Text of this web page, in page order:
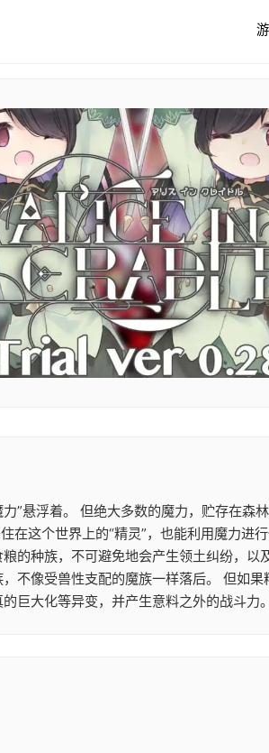
”悬浮着。 但绝大多数的魔力，贮存在
这个世界上的“精灵”，也能利用魔力
种族，不可避免地会产生领土纠纷，
像受兽性支配的魔族一样落后。 但如
巨大化等异变，并产生意料之外的战斗